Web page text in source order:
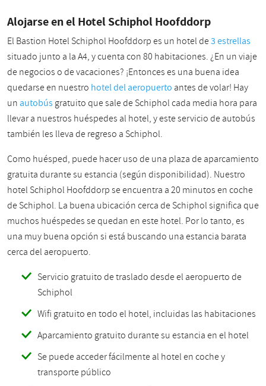
Alojarse en el Hotel Schiphol Hoofddorp
El Bastion Hotel Schiphol Hoofddorp es un hotel de3 estrellas
situado junto a la A4, y cuenta con 80 habitaciones. ¿En un viaje
de negocios o de vacaciones? ¡Entonces es una buena idea
quedarse en nuestro hotel del aeropuerto antes de volar! Hay
un autobús gratuito que sale de Schiphol cada media hora para
llevar a nuestros huéspedes al hotel, y este servicio de autobús
también les lleva de regreso a Schiphol.
Como huésped, puede hacer uso de una plaza de aparcamiento
gratuita durante su estancia (según disponibilidad). Nuestro
hotel Schiphol Hoofddorp se encuentra a 20 minutos en coche
de Schiphol. La buena ubicación cerca de Schiphol significa que
muchos huéspedes se quedan en este hotel. Por lo tanto, es
una muy buena opción si está buscando una estancia barata
cerca del aeropuerto.
Servicio gratuito de traslado desde el aeropuerto de
Schiphol
Wifi gratuito en todo el hotel, incluidas las habitaciones
Aparcamiento gratuito durante su estancia en el hotel
Se puede acceder fácilmente al hotel en coche y
transporte público